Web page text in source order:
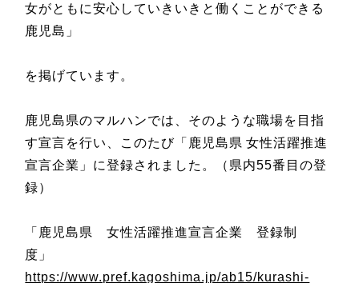
女がともに安心していきいきと働くことができる
鹿児島」
を掲げています。
鹿児島県のマルハンでは、そのような職場を目指
す宣言を行い、このたび「鹿児島県 女性活躍推進
宣言企業」に登録されました。（県内55番目の登
録）
「鹿児島県 女性活躍推進宣言企業 登録制
度」
https://www.pref.kagoshima.jp/ab15/kurashi-